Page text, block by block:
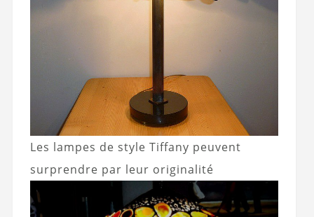
Les lampes de style Tiffany peuvent
surprendre par leur originalité